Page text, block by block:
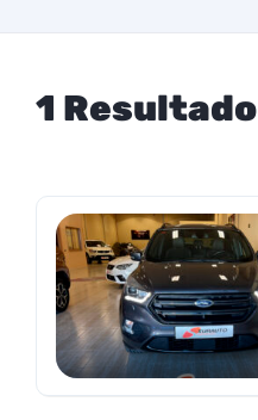
1 Resultado